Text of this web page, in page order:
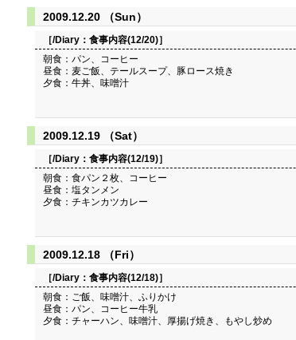
2009.12.20 （Sun）
［/Diary： 食事内容(12/20)］
朝食：パン、コーヒー
昼食：麦ご飯、テールスープ、豚ロース焼き
夕食：牛丼、味噌汁
2009.12.19 （Sat）
［/Diary： 食事内容(12/19)］
朝食：食パン２枚、コーヒー
昼食：塩タンメン
夕食：チキンカツカレー
2009.12.18 （Fri）
［/Diary： 食事内容(12/18)］
朝食：ご飯、味噌汁、ふりかけ
昼食：パン、コーヒー牛乳
夕食：チャーハン、味噌汁、厚揚げ焼き、もやし炒め